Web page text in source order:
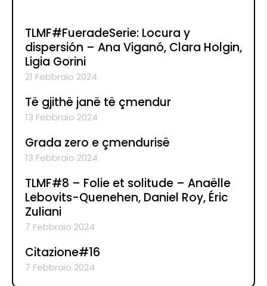
TLMF#FueradeSerie: Locura y
dispersión – Ana Viganó, Clara Holgin,
Ligia Gorini
21 Febbraio 2024
Të gjithë janë të çmendur
13 Febbraio 2024
Grada zero e çmendurisë
13 Febbraio 2024
TLMF#8 – Folie et solitude – Anaëlle
Lebovits-Quenehen, Daniel Roy, Éric
Zuliani
7 Febbraio 2024
Citazione#16
7 Febbraio 2024